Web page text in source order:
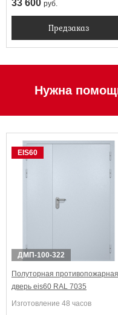
33 600 руб.
Предзаказ
Нужна
EIS60
ДМП-100-322
Полуторная противопожарная
дверь eis60 RAL 7035
Изготовление 48 часов